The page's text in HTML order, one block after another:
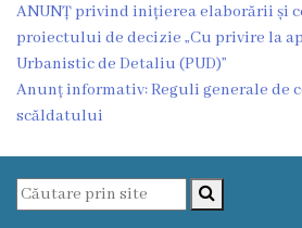
Ședințele
Consiliului
online
Deciziile
Consiliului
ANUNȚ privind inițierea elaborării și
proiectului de decizie „Cu privire la
Urbanistic de Detaliu (PUD)”
Anunț informativ: Reguli generale de
scăldatului